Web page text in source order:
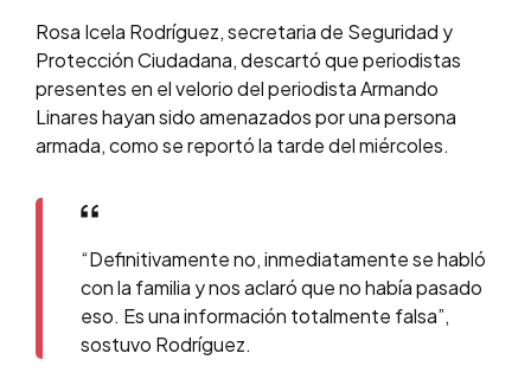
Rosa Icela Rodríguez, secretaria de Seguridad y
Protección Ciudadana, descartó que periodistas
presentes en el velorio del periodista Armando
Linares hayan sido amenazados por una persona
armada, como se reportó la tarde del miércoles.
“Definitivamente no, inmediatamente se habló
con la familia y nos aclaró que no había pasado
eso. Es una información totalmente falsa”,
sostuvo Rodríguez.